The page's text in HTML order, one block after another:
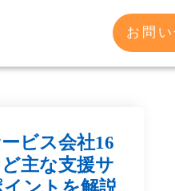
お問
ビス会社16
主な支援サ
ントを解説